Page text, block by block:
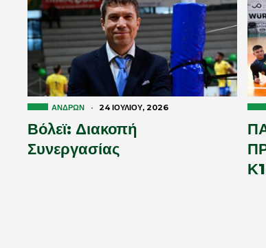
ΑΝΔΡΏΝ · 24 ΙΟΥΛΊΟΥ, 2026
Βόλεϊ: Διακοπή
Συνεργασίας